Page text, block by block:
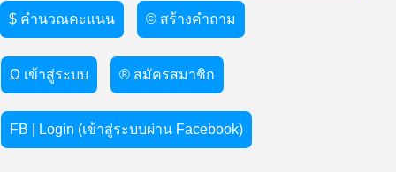
$ คำนวณคะแนน © สร้างคำถาม
Ω เข้าสู่ระบบ ® สมัครสมาชิก
FB | Login (เข้าสู่ระบบผ่าน Facebook)